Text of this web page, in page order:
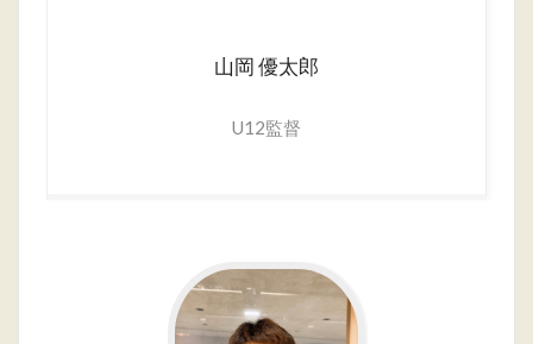
山岡優太郎
U12監督